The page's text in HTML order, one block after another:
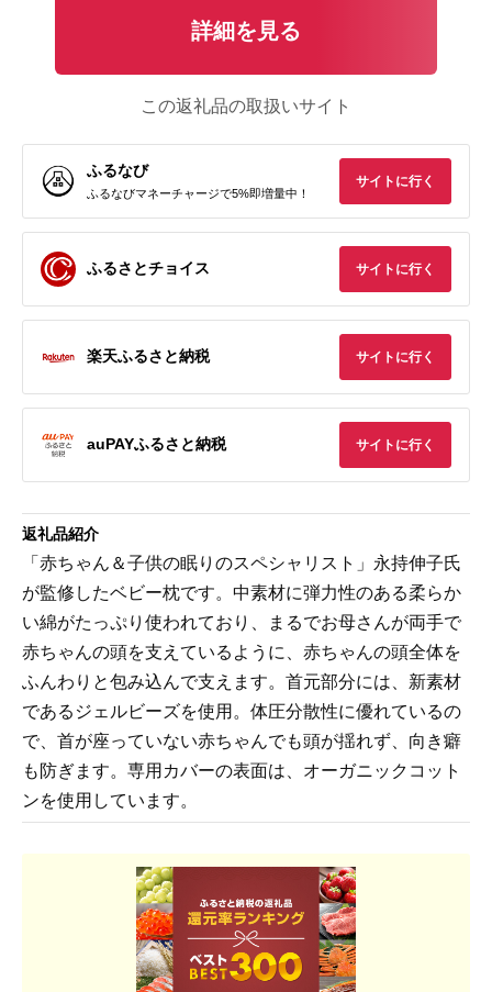
詳細を見る
この返礼品の取扱いサイト
ふるなび
ふるなびマネーチャージで5%即増量中！
サイトに行く
ふるさとチョイス サイトに行く
楽天ふるさと納税 サイトに行く
auPAYふるさと納税 サイトに行く
返礼品紹介
「赤ちゃん＆子供の眠りのスペシャリスト」永持伸子氏
が監修したベビー枕です。中素材に弾力性のある柔らか
い綿がたっぷり使われており、まるでお母さんが両手で
赤ちゃんの頭を支えているように、赤ちゃんの頭全体を
ふんわりと包み込んで支えます。首元部分には、新素材
であるジェルビーズを使用。体圧分散性に優れているの
で、首が座っていない赤ちゃんでも頭が揺れず、向き癖
も防ぎます。専用カバーの表面は、オーガニックコット
ンを使用しています。